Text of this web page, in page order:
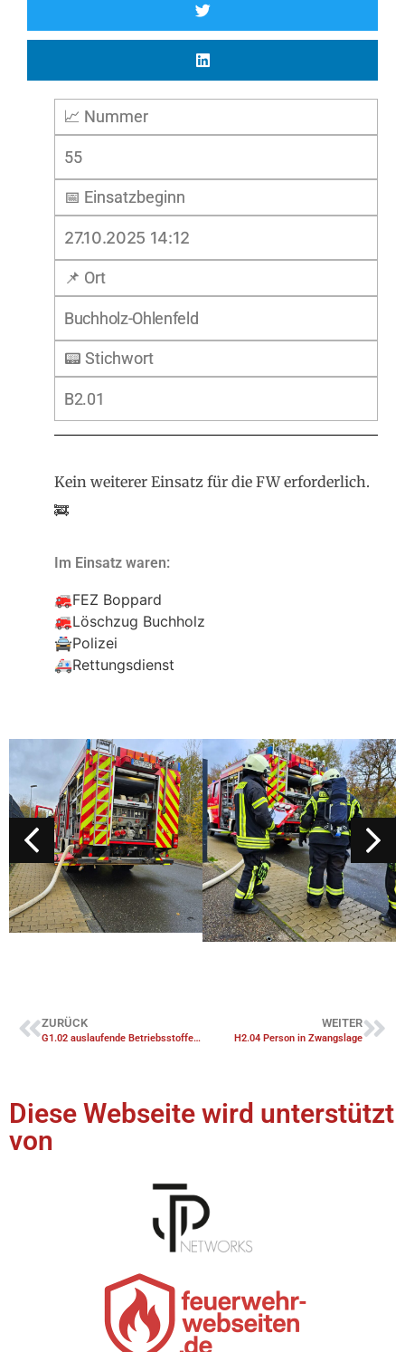
📈 Nummer
55
📅 Einsatzbeginn
27.10.2025 14:12
📌 Ort
Buchholz-Ohlenfeld
📟 Stichwort
B2.01
Kein weiterer Einsatz für die FW erforderlich.
🚒
Im Einsatz waren:
🚒FEZ Boppard
🚒Löschzug Buchholz
🚔Polizei
🚑Rettungsdienst
ZURÜCK
G1.02 auslaufende Betriebsstoffe <50l
WEITER
H2.04 Person in Zwangslage
Diese Webseite wird unterstützt
von